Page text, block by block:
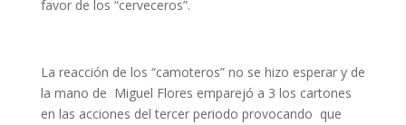
favor de los “cerveceros”.
La reacción de los “camoteros” no se hizo esperar y de
la mano de Miguel Flores emparejó a 3 los cartones
en las acciones del tercer periodo provocando que